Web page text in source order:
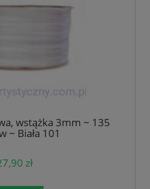
wstążka 3mm ~ 135
~ Biała 101
zł